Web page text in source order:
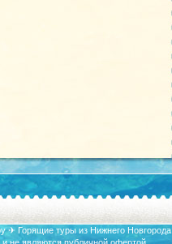
✈ Горящие туры из Нижнего Новгорода